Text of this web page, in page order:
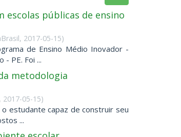
escolas públicas de ensino
, 2017-05-15)
de Ensino Médio Inovador -
PE. Foi ...
metodologia
, 2017-05-15)
estudante capaz de construir seu
...